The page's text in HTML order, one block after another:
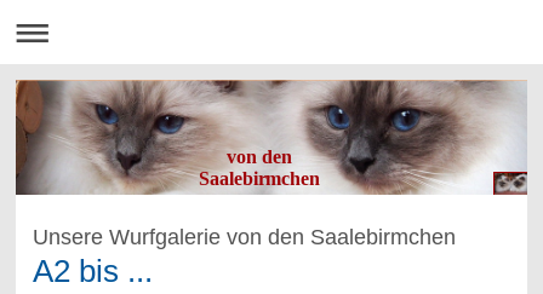
von den
Saalebirmchen
Unsere Wurfgalerie von den Saalebirmchen
A2 bis ...